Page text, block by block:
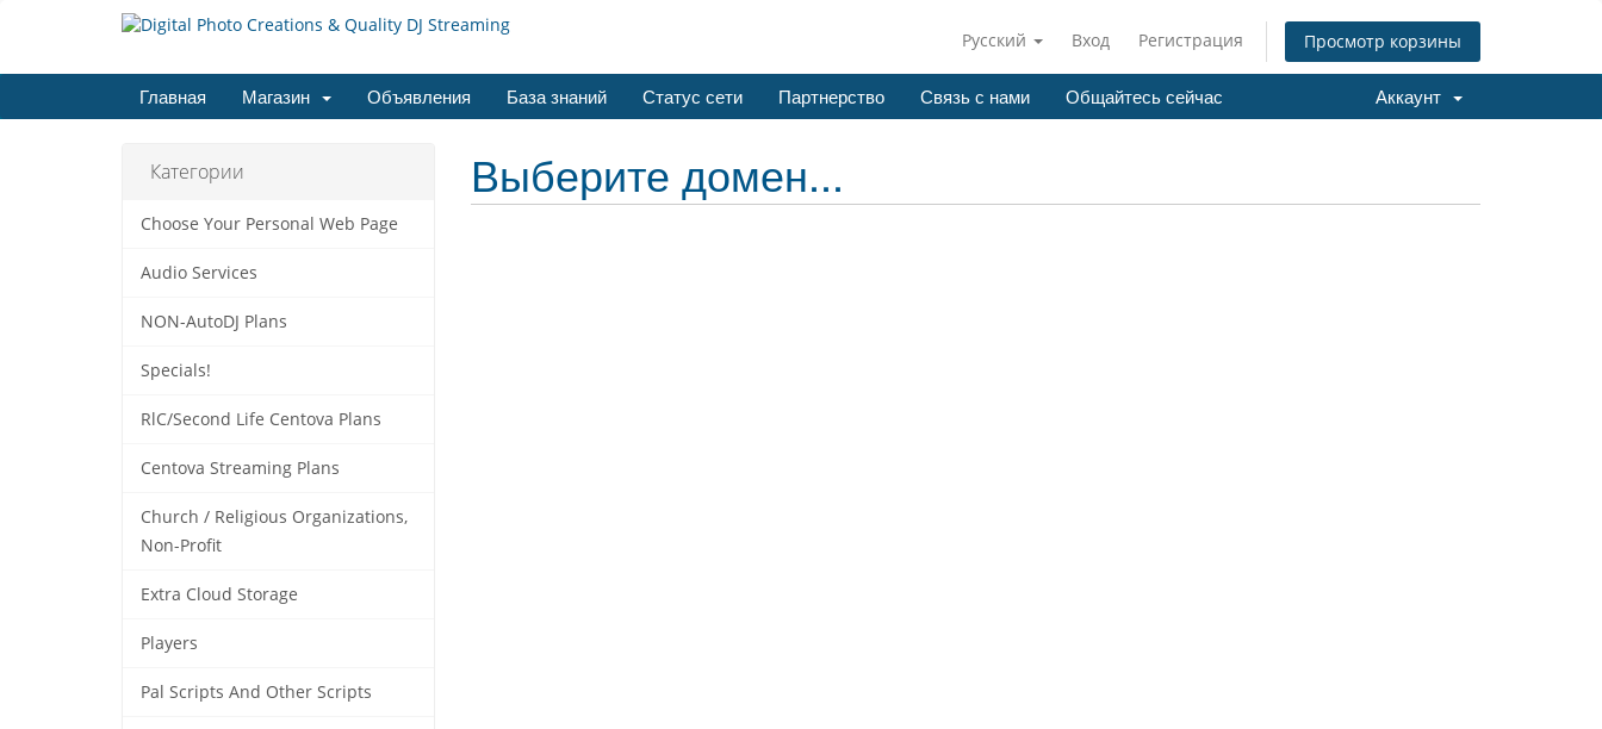
Русский Вход Регистрация Просмотр корзины
Главная Магазин Объявления База знаний Статус сети Партнерство Связь с нами Общайтесь сейчас Аккаунт
Категории
Choose Your Personal Web Page
Audio Services
NON-AutoDJ Plans
Specials!
RlC/Second Life Centova Plans
Centova Streaming Plans
Church / Religious Organizations,
Non-Profit
Extra Cloud Storage
Players
Pal Scripts And Other Scripts
Выберите домен...